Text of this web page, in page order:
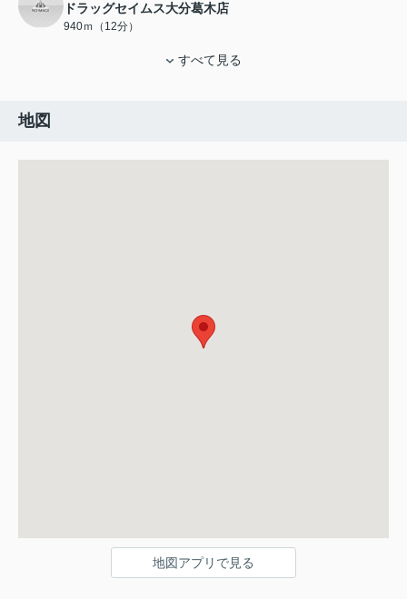
ドラッグセイムス大分葛木店
940ｍ（12分）
すべて見る
地図
地図アプリで見る